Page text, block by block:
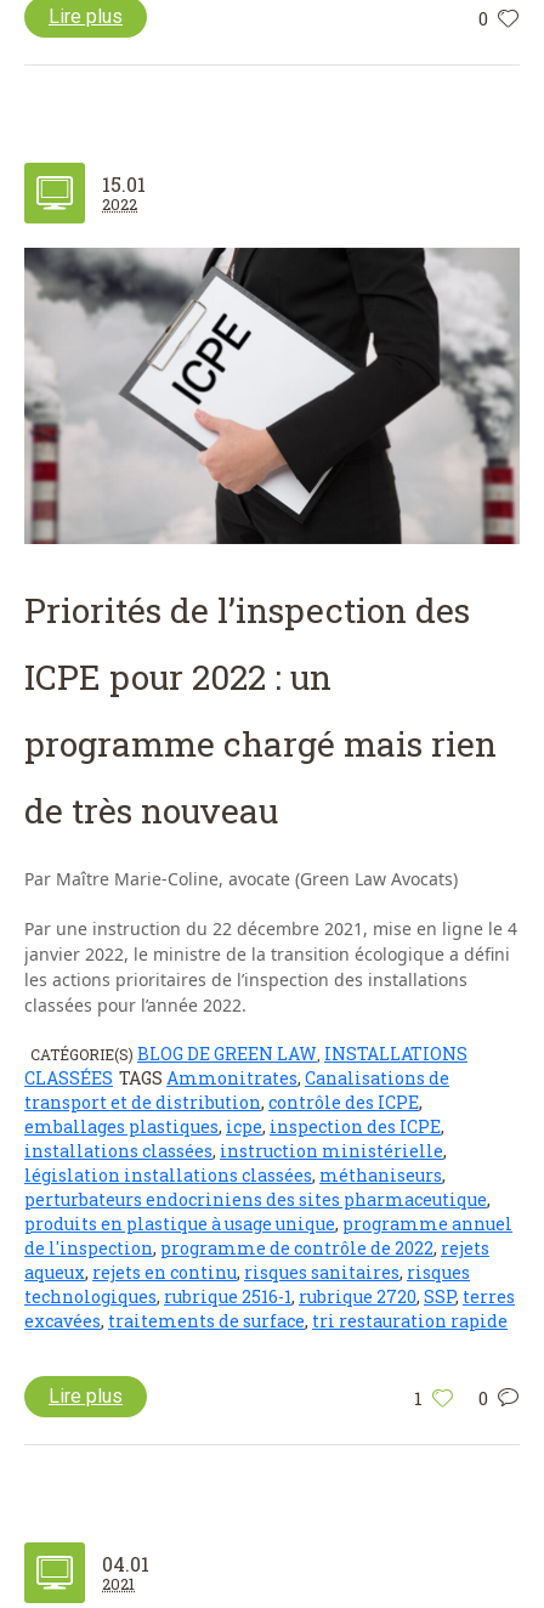
0
Lire plus
15.01
2022
Priorités de l’inspection des
ICPE pour 2022 : un
programme chargé mais rien
de très nouveau
Par Maître Marie-Coline, avocate (Green Law Avocats)
Par une instruction du 22 décembre 2021, mise en ligne le 4
janvier 2022, le ministre de la transition écologique a défini
les actions prioritaires de l’inspection des installations
classées pour l’année 2022.
CATÉGORIE(S) BLOG DE GREEN LAW INSTALLATIONS
CLASSÉES TAGS Ammonitrates, Canalisations de
transport et de distribution, contrôle des ICPE,
emballages plastiques, icpe, inspection des ICPE,
installations classées, instruction ministérielle,
législation installations classées, méthaniseurs,
perturbateurs endocriniens des sites pharmaceutique,
produits en plastique à usage unique, programme annuel
de l'inspection, programme de contrôle de 2022, rejets
aqueux, rejets en continu, risques sanitaires, risques
technologiques, rubrique 2516-1, rubrique 2720, SSP, terres
excavées, traitements de surface, tri restauration rapide
1 0
Lire plus
04.01
2021